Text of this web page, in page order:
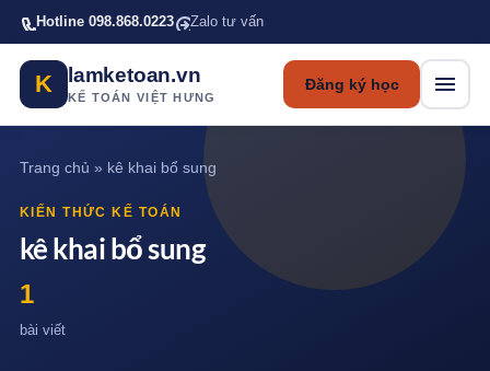
Bỏ qua tới nội dung chính
Hotline 098.868.0223 Zalo tư vấn
K lamketoan.vn
KẾ TOÁN VIỆT HƯNG
Đăng ký học
Trang chủ » kê khai bổ sung
KIẾN THỨC KẾ TOÁN
kê khai bổ sung
1
bài viết